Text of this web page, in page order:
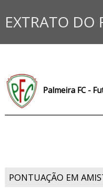
EXTRATO DO
Palmeira FC -
PONTUAÇÃO EM